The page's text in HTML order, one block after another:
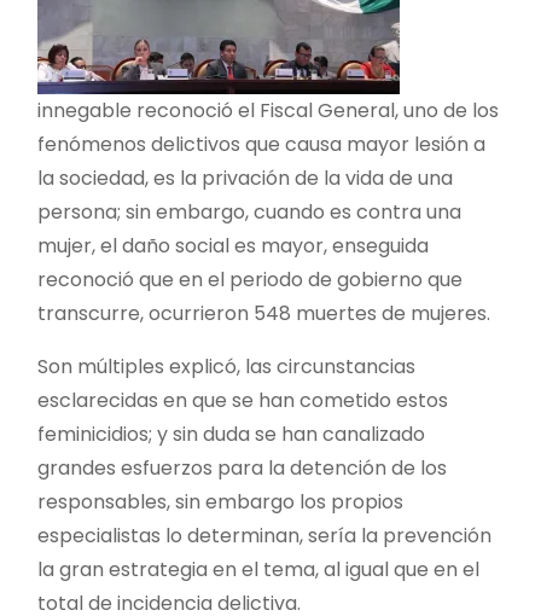
innegable reconoció el Fiscal General, uno de los
fenómenos delictivos que causa mayor lesión a
la sociedad, es la privación de la vida de una
persona; sin embargo, cuando es contra una
mujer, el daño social es mayor, enseguida
reconoció que en el periodo de gobierno que
transcurre, ocurrieron 548 muertes de mujeres.
Son múltiples explicó, las circunstancias
esclarecidas en que se han cometido estos
feminicidios; y sin duda se han canalizado
grandes esfuerzos para la detención de los
responsables, sin embargo los propios
especialistas lo determinan, sería la prevención
la gran estrategia en el tema, al igual que en el
total de incidencia delictiva.